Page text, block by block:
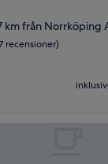
km från Norrköping
recensioner)
Hotel